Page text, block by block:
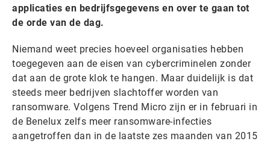
applicaties en bedrijfsgegevens en over te gaan tot
de orde van de dag.
Niemand weet precies hoeveel organisaties hebben
toegegeven aan de eisen van cybercriminelen zonder
dat aan de grote klok te hangen. Maar duidelijk is dat
steeds meer bedrijven slachtoffer worden van
ransomware. Volgens Trend Micro zijn er in februari in
de Benelux zelfs meer ransomware-infecties
aangetroffen dan in de laatste zes maanden van 2015